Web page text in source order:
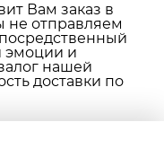
Вам заказ в
не отправляем
эмоции и
нашей
доставки по